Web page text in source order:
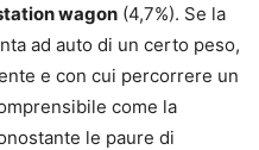
wagon (4,7%). Se la
ad auto di un certo peso,
e con cui percorrere un
come la
le paure di